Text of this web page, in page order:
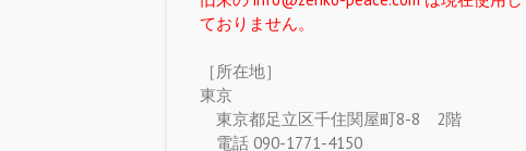
ておりません。
［所在地］
東京
東京都足立区千住関屋町8-8 2階
電話 090-1771-4150